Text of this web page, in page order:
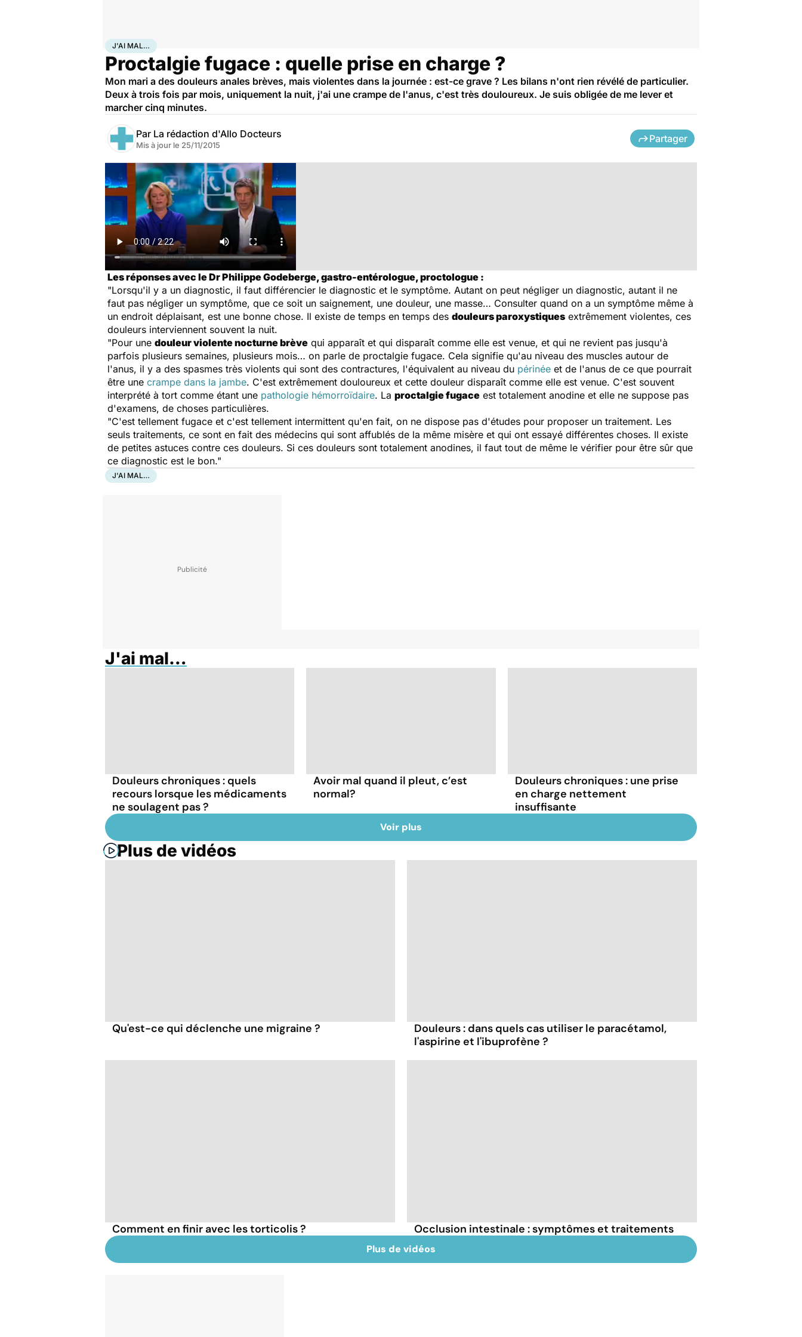
AccueilSanté Maladies
J'AI MAL…
Proctalgie fugace : quelle prise en charge ?
Mon mari a des douleurs anales brèves, mais violentes dans la journée : est-ce grave ? Les bilans n'ont rien révélé de particulier.
Deux à trois fois par mois, uniquement la nuit, j'ai une crampe de l'anus, c'est très douloureux. Je suis obligée de me lever et
marcher cinq minutes.
Par La rédaction d'Allo Docteurs
Mis à jour le 25/11/2015
Partager
Les réponses avec le Dr Philippe Godeberge, gastro-entérologue, proctologue :
"Lorsqu'il y a un diagnostic, il faut différencier le diagnostic et le symptôme. Autant on peut négliger un diagnostic, autant il ne
faut pas négliger un symptôme, que ce soit un saignement, une douleur, une masse… Consulter quand on a un symptôme même à
un endroit déplaisant, est une bonne chose. Il existe de temps en temps des douleurs paroxystiques extrêmement violentes, ces
douleurs interviennent souvent la nuit.
"Pour une douleur violente nocturne brève qui apparaît et qui disparaît comme elle est venue, et qui ne revient pas jusqu'à
parfois plusieurs semaines, plusieurs mois… on parle de proctalgie fugace. Cela signifie qu'au niveau des muscles autour de
l'anus, il y a des spasmes très violents qui sont des contractures, l'équivalent au niveau du périnée et de l'anus de ce que pourrait
être une crampe dans la jambe. C'est extrêmement douloureux et cette douleur disparaît comme elle est venue. C'est souvent
interprété à tort comme étant une pathologie hémorroïdaire. La proctalgie fugace est totalement anodine et elle ne suppose pas
d'examens, de choses particulières.
"C'est tellement fugace et c'est tellement intermittent qu'en fait, on ne dispose pas d'études pour proposer un traitement. Les
seuls traitements, ce sont en fait des médecins qui sont affublés de la même misère et qui ont essayé différentes choses. Il existe
de petites astuces contre ces douleurs. Si ces douleurs sont totalement anodines, il faut tout de même le vérifier pour être sûr que
ce diagnostic est le bon."
J'AI MAL…
J'ai mal…
Douleurs chroniques : quels
recours lorsque les médicaments
ne soulagent pas ?
Avoir mal quand il pleut, c’est
normal?
Douleurs chroniques : une prise
en charge nettement
insuffisante
Voir plus
Plus de vidéos
Qu'est-ce qui déclenche une migraine ?
Douleurs : dans quels cas utiliser le paracétamol,
l'aspirine et l'ibuprofène ?
Comment en finir avec les torticolis ? Occlusion intestinale : symptômes et traitements
Plus de vidéos